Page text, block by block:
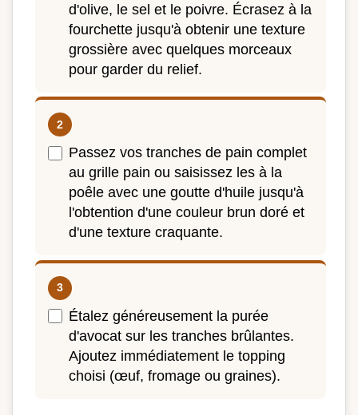
d'olive, le sel et le poivre. Écrasez à la
fourchette jusqu'à obtenir une texture
grossière avec quelques morceaux
pour garder du relief.
Passez vos tranches de pain complet
au grille pain ou saisissez les à la
poêle avec une goutte d'huile jusqu'à
l'obtention d'une couleur brun doré et
d'une texture craquante.
Étalez généreusement la purée
d'avocat sur les tranches brûlantes.
Ajoutez immédiatement le topping
choisi (œuf, fromage ou graines).